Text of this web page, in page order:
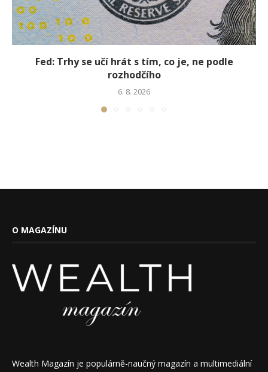
Fed: Trhy se učí hrát s tím, co je, ne podle
rozhodčího
6. 8. 2026
O MAGAZÍNU
Wealth Magazín je populárně-naučný magazín a multimediální